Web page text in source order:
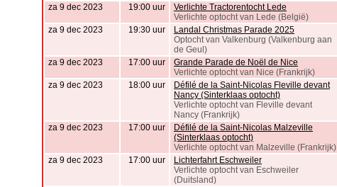
za 9 dec 2023 19:00 uur
Verlichte Tractorentocht Lede
Verlichte optocht van Lede (België)
za 9 dec 2023 19:30 uur
Landal Christmas Parade 2025
Optocht van Valkenburg (Valkenburg aan
de Geul)
za 9 dec 2023 17:00 uur
Grande Parade de Noël de Nice
Verlichte optocht van Nice (Frankrijk)
za 9 dec 2023 18:00 uur
Défilé de la Saint-Nicolas Fleville devant
Nancy (Sinterklaas optocht)
Verlichte optocht van Fleville devant
Nancy (Frankrijk)
za 9 dec 2023 17:00 uur
Défilé de la Saint-Nicolas Malzeville
(Sinterklaas optocht)
Verlichte optocht van Malzeville (Frankrijk)
za 9 dec 2023 17:00 uur
Lichterfahrt Eschweiler
Verlichte optocht van Eschweiler
(Duitsland)